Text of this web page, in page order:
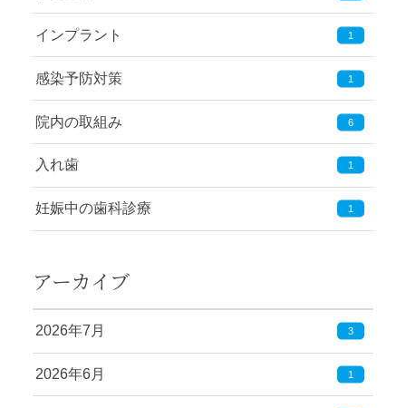
インプラント 1
感染予防対策 1
院内の取組み 6
入れ歯 1
妊娠中の歯科診療 1
アーカイブ
2026年7月 3
2026年6月 1